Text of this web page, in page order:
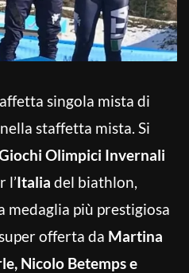
singola mista di
staffetta mista. Si
Olimpici Invernali
l’Italia del biathlon,
medaglia più prestigiosa
offerta da Martina
Nicolo Betemps e